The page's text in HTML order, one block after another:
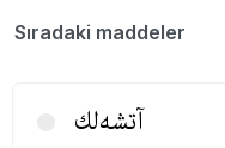
Sıradaki maddeler
آتشه‌لك